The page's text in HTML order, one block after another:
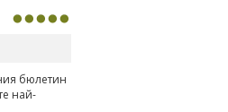
бюлетин
най-